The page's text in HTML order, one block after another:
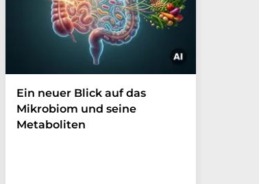
Ein neuer Blick auf das
Mikrobiom und seine
Metaboliten